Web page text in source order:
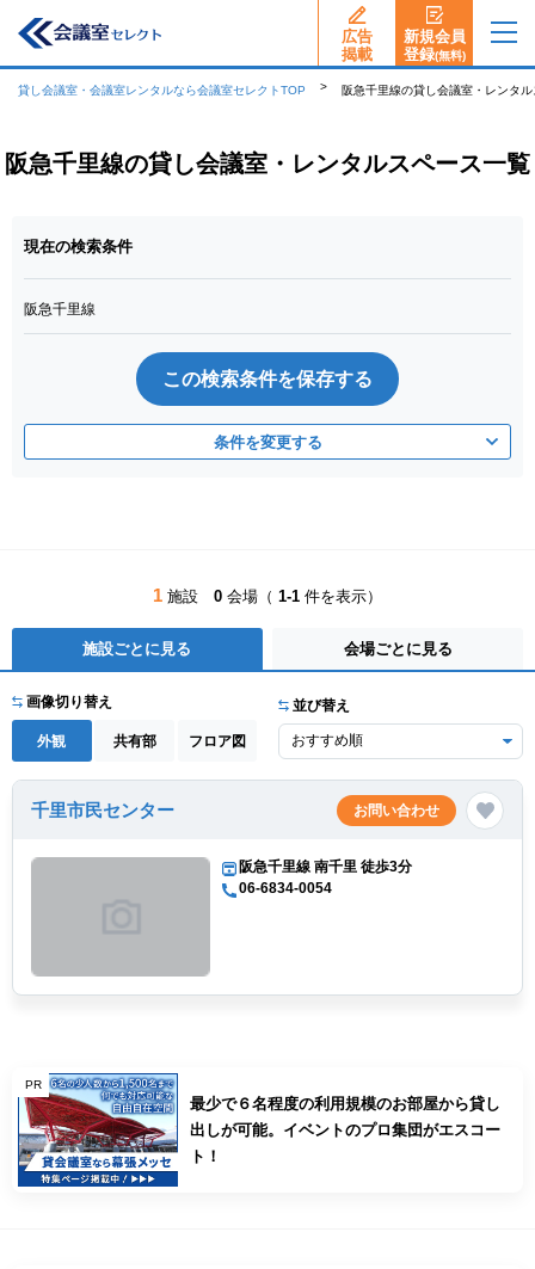
広告
揭載
新規会員
登録(無料)
貸し会議室・会議室レンタルなら会議室セレクトTOP 阪急千里線の貸し会議室・レンタ
阪急千里線の貸し会議室・レンタルスペース一覧
現在の検索条件
阪急千里線
この検索条件を保存する
条件を変更する
1 施設 0 会場（ 1-1 件を表示）
施設ごとに見る 会場ごとに見る
画像切り替え
外観 共有部 フロア図
並び替え
千里市民センター お問い合わせ
阪急千里線 南千里 徒歩3分
06-6834-0054
PR
最少で６名程度の利用規模のお部屋から貸し
出しが可能。イベントのプロ集団がエスコー
ト！